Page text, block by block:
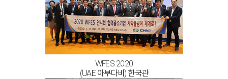
WFES 2020
(UAE 아부다비) 한국관